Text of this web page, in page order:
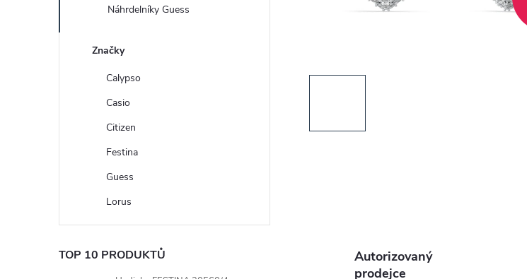
l
Náhrdelníky Guess
Značky
Calypso
Casio
Citizen
Festina
Guess
Lorus
TOP 10 PRODUKTŮ
Autorizovaný
prodejce